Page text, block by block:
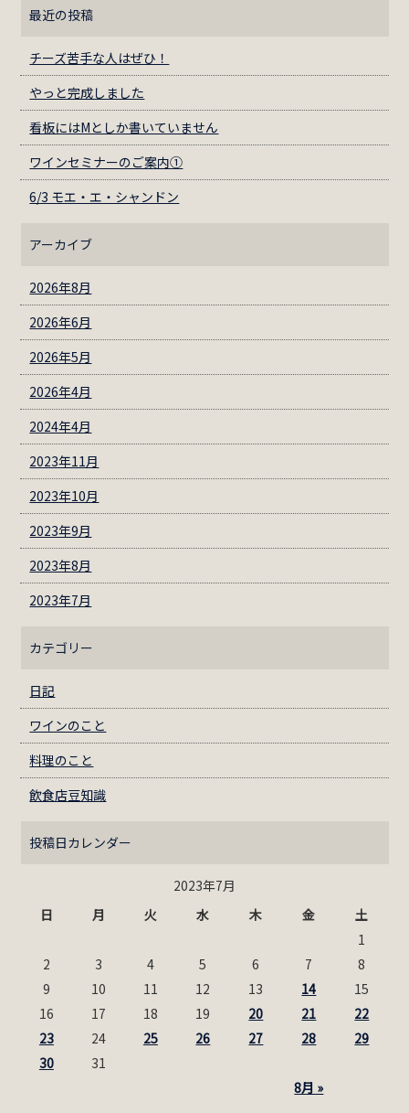
最近の投稿
チーズ苦手な人はぜひ！
やっと完成しました
看板にはМとしか書いていません
ワインセミナーのご案内①
6/3 モエ・エ・シャンドン
アーカイブ
2026年8月
2026年6月
2026年5月
2026年4月
2024年4月
2023年11月
2023年10月
2023年9月
2023年8月
2023年7月
カテゴリー
日記
ワインのこと
料理のこと
飲食店豆知識
投稿日カレンダー
2023年7月
日
月 火 水 木 金 土
8月 »
1
2
3 4 5 6 7
8
9
10 11 12 13 14
15
16
17 18 19 20 21
22
23
24 25 26 27 28
29
30
31